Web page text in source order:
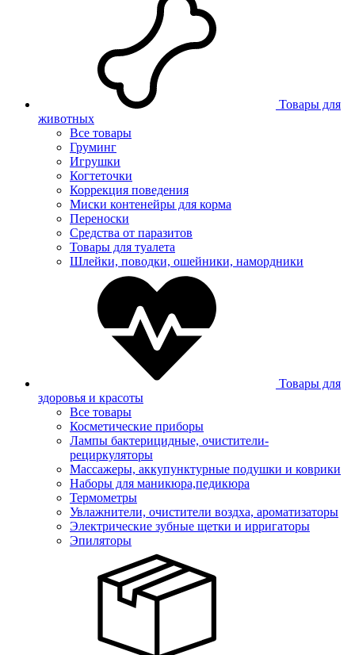
Товары для
животных
Все товары
Груминг
Игрушки
Когтеточки
Коррекция поведения
Миски контенейры для корма
Переноски
Средства от паразитов
Товары для туалета
Шлейки, поводки, ошейники, намордники
Товары для
здоровья и красоты
Все товары
Косметические приборы
Лампы бактерицидные, очистители-
рециркуляторы
Массажеры, аккупунктурные подушки и коврики
Наборы для маникюра,педикюра
Термометры
Увлажнители, очистители воздха, ароматизаторы
Электрические зубные щетки и ирригаторы
Эпиляторы